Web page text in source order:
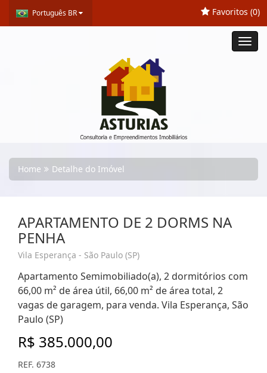
Português BR Favoritos (0)
Home Detalhe do Imóvel
APARTAMENTO DE 2 DORMS NA
PENHA
Vila Esperança - São Paulo (SP)
Apartamento Semimobiliado(a), 2 dormitórios com
66,00 m² de área útil, 66,00 m² de área total, 2
vagas de garagem, para venda. Vila Esperança, São
Paulo (SP)
R$ 385.000,00
REF. 6738